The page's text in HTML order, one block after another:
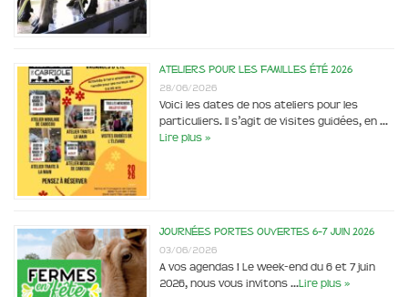
Ateliers pour les familles été 2026
28/06/2026
Voici les dates de nos ateliers pour les
particuliers. Il s’agit de visites guidées, en …
Lire plus »
Journées portes ouvertes 6-7 juin 2026
03/06/2026
A vos agendas ! Le week-end du 6 et 7 juin
2026, nous vous invitons …Lire plus »